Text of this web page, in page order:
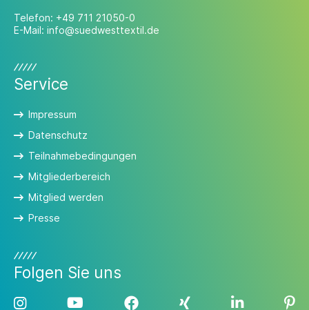
Telefon: +49 711 21050-0
E-Mail: info@suedwesttextil.de
Service
Impressum
Datenschutz
Teilnahmebedingungen
Mitgliederbereich
Mitglied werden
Presse
Folgen Sie uns